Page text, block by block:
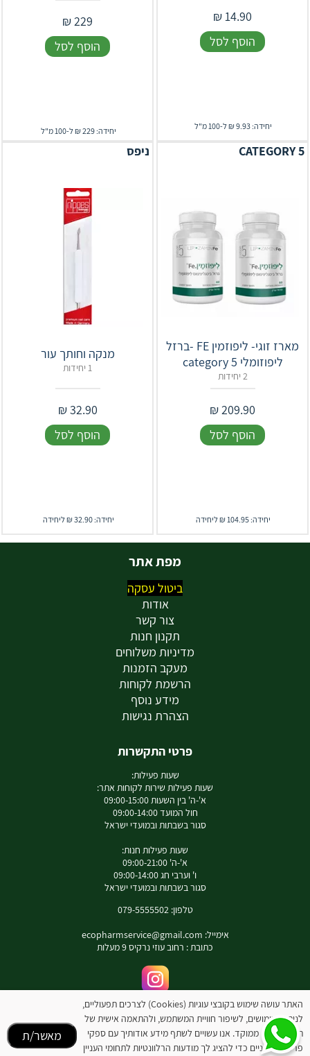
14.90
₪
הוסף לסל
יחידה: 9.93 ₪ ל-100 מ"ל
229
₪
הוסף לסל
יחידה: 229 ₪ ל-100 מ"ל
CATEGORY 5
מארז זוגי- ליפוזמין FE -ברזל
ליפוזומלי category 5
2 יחידות
209.90
₪
הוסף לסל
יחידה: 104.95 ₪ ליחידה
ניפס
מנקה וחותך עור
1 יחידות
32.90
₪
הוסף לסל
יחידה: 32.90 ₪ ליחידה
מפת אתר
ביטול עסקה
אודות
צור קשר
תקנון חנות
מדיניות משלוחים
מעקב הזמנות
הרשמת לקוחות
מידע נוסף
הצהרת נגישות
פרטי התקשרות
שעות פעילות:
שעות פעילות שירות לקוחות אתר:
א'-ה' בין השעות 09:00-15:00
חול המועד 09:00-14:00
סגור בשבתות ובמועדי ישראל
שעות פעילות חנות:
א'-ה' 09:00-21:00
ו' וערבי חג 09:00-14:00
סגור בשבתות ובמועדי ישראל
טלפון: 079-5555502
אימייל: ecopharmservice@gmail.com
כתובת : רחוב עוזי נרקיס 9 מעלות
לאינסטגרם שלנו
המידע באתר זה אינו מהווה תחליף להיוועצות עם רופא או רוקח בטרם רכישת המוצר והתחלת
הטיפול בו. יש לעיין בעלון לצרכן לפני השימוש בתכשיר .
מומלץ להיוועץ עם רוקח בכל הנוגע למטרות ואופן השימוש , תופעות לוואי ואינטראקציה עם
האתר עושה שימוש בקובצי עוגיות (Cookies) לצרכים תפעוליים,
לניתוח שימושים, לשיפור חוויית המשתמש, ולהתאמה אישית של
תוכן ופרסום ממוקד. אנו עשויים לשתף מידע אודותיך עם ספקי
פרסום חיצוניים כדי להציג לך מודעות הרלוונטיות לתחומי העניין
מאשר/ת